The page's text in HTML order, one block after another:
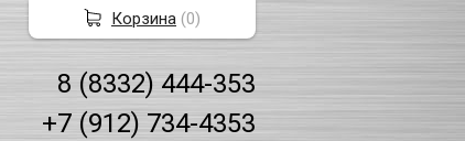
8 (8332) 444-353
+7 (912) 734-4353
Корзина (0)